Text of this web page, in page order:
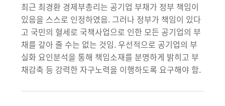
최근 최경환 경제부총리는 공기업 부채가 정부 책임이
있음을 스스로 인정하였음. 그러나 정부가 책임이 있다
고 국민의 혈세로 국책사업으로 인한 모든 공기업의 부
채를 갚아 줄 수는 없는 것임. 우선적으로 공기업의 부
실화 요인분석을 통해 책임소재를 분명하게 밝히고 부
채감축 등 강력한 자구노력을 이행하도록 요구해야 함.